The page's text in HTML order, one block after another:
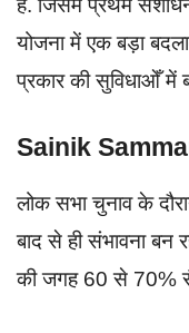
है. जिसमे प्रथम
योजना में एक बड़ा
प्रकार की सुविधाओँ में
Sainik
लोक सभा चुनाव के
बाद से ही संभावना बन
की जगह 60 से 70%